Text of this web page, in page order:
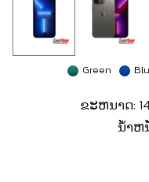
Green
ຂະຫນາດ:
ນ້ຳຫ